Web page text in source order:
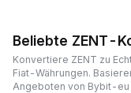
Beliebte ZENT-
Konvertiere ZENT zu
Fiat-Währungen.
Angeboten von Bybit-eu